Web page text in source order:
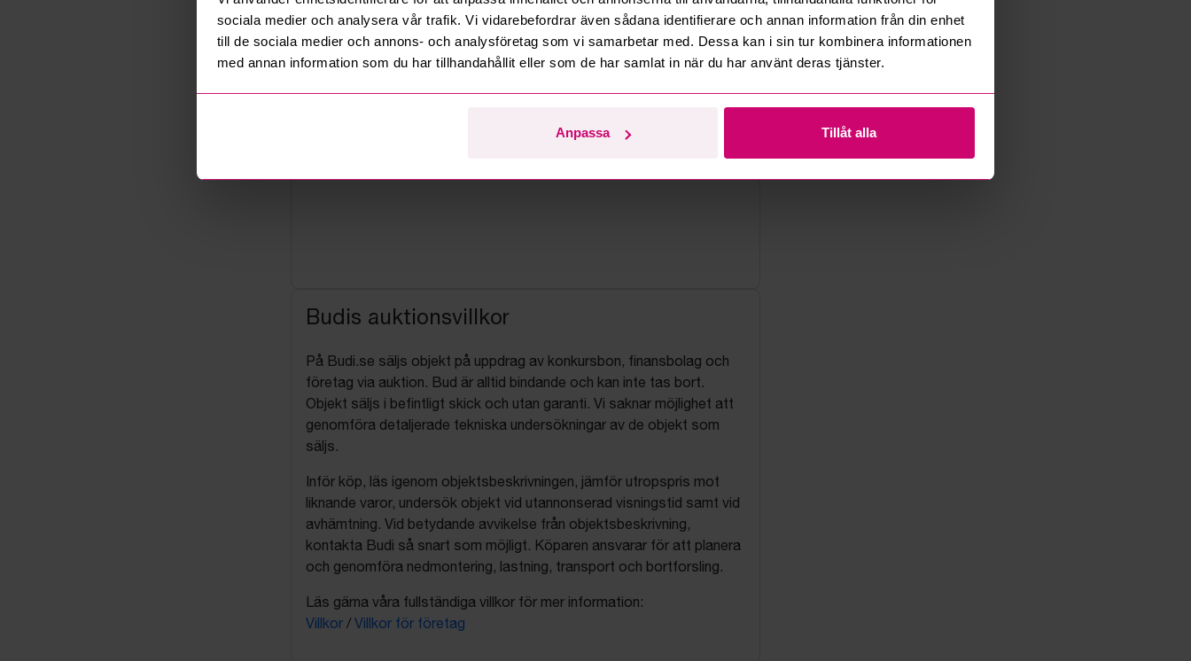
sociala medier och analysera vår trafik. Vi vidarebefordrar även sådana identifierare och annan information från din enhet
till de sociala medier och annons- och analysföretag som vi samarbetar med. Dessa kan i sin tur kombinera informationen
med annan information som du har tillhandahållit eller som de har samlat in när du har använt deras tjänster.
Anpassa Tillåt alla
Budis auktionsvillkor
På Budi.se säljs objekt på uppdrag av konkursbon, finansbolag och
företag via auktion. Bud är alltid bindande och kan inte tas bort.
Objekt säljs i befintligt skick och utan garanti. Vi saknar möjlighet att
genomföra detaljerade tekniska undersökningar av de objekt som
säljs.
Inför köp, läs igenom objektsbeskrivningen, jämför utropspris mot
liknande varor, undersök objekt vid utannonserad visningstid samt vid
avhämtning. Vid betydande avvikelse från objektsbeskrivning,
kontakta Budi så snart som möjligt. Köparen ansvarar för att planera
och genomföra nedmontering, lastning, transport och bortforsling.
Läs gärna våra fullständiga villkor för mer information:
Villkor / Villkor för företag